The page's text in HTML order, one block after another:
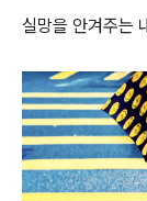
실망을 안겨주는